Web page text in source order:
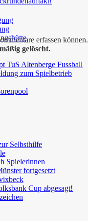
TuS Altenberge Fussball
zum Spielbetrieb
Selbsthilfe
erfassen
gelöscht.
Spielerinnen
fortgesetzt
Cup abgesagt!